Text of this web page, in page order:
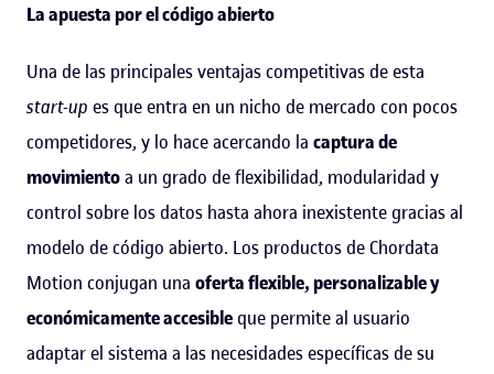
La apuesta por el código abierto
Una de las principales ventajas competitivas de esta
start-up es que entra en un nicho de mercado con pocos
competidores, y lo hace acercando la captura de
movimientoa un grado de flexibilidad, modularidad y
control sobre los datos hasta ahora inexistente gracias al
modelo de código abierto. Los productos de Chordata
Motion conjugan una oferta flexible, personalizable y
económicamente accesible que permite al usuario
adaptar el sistema a las necesidades específicas de su